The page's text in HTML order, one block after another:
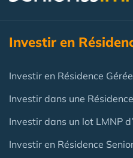
Investir en
Investir en Résidence Gérée
Investir dans une
Investir dans un lot LMNP
Investir en Résidence